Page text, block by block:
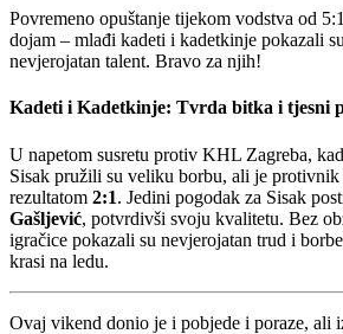
Povremeno opuštanje tijekom vodstva od
dojam – mlađi kadeti i kadetkinje pokazali
nevjerojatan talent. Bravo za njih!
Kadeti i Kadetkinje: Tvrda bitka i tjesni
U napetom susretu protiv KHL Zagreba,
Sisak pružili su veliku borbu, ali je
rezultatom 2:1. Jedini pogodak za Sisak
Gašljević, potvrdivši svoju kvalitetu. Bez
igračice pokazali su nevjerojatan trud i
krasi na ledu.
Ovaj vikend donio je i pobjede i poraze, ali